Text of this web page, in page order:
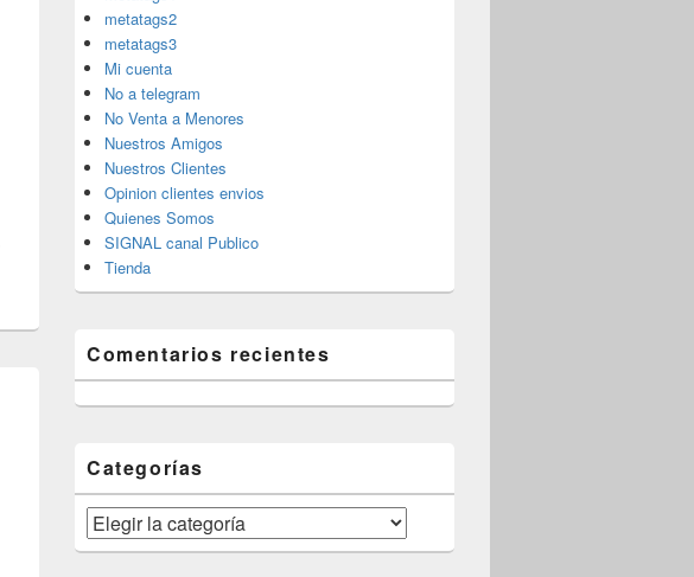
metatags2
metatags3
Mi cuenta
No a telegram
No Venta a Menores
Nuestros Amigos
Nuestros Clientes
Opinion clientes envios
Quienes Somos
SIGNAL canal Publico
Tienda
Comentarios recientes
Categorías
Categorías